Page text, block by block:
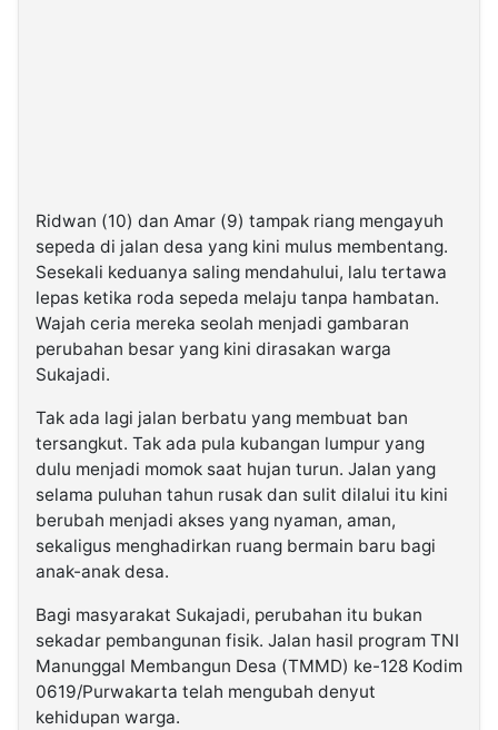
Ridwan (10) dan Amar (9) tampak riang mengayuh
sepeda di jalan desa yang kini mulus membentang.
Sesekali keduanya saling mendahului, lalu tertawa
lepas ketika roda sepeda melaju tanpa hambatan.
Wajah ceria mereka seolah menjadi gambaran
perubahan besar yang kini dirasakan warga
Sukajadi.
Tak ada lagi jalan berbatu yang membuat ban
tersangkut. Tak ada pula kubangan lumpur yang
dulu menjadi momok saat hujan turun. Jalan yang
selama puluhan tahun rusak dan sulit dilalui itu kini
berubah menjadi akses yang nyaman, aman,
sekaligus menghadirkan ruang bermain baru bagi
anak-anak desa.
Bagi masyarakat Sukajadi, perubahan itu bukan
sekadar pembangunan fisik. Jalan hasil program TNI
Manunggal Membangun Desa (TMMD) ke-128 Kodim
0619/Purwakarta telah mengubah denyut
kehidupan warga.